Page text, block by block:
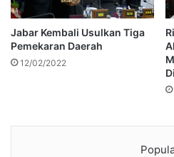
Jabar Kembali Usulkan Tiga
Pemekaran Daerah
12/02/2022